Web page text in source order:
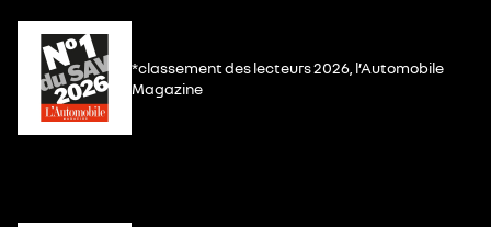
*classement des lecteurs 2026, l’Automobile
Magazine